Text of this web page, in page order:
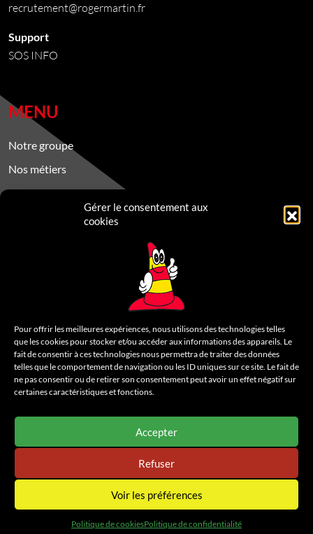
Gérer le consentement aux
cookies
Pour offrir les meilleures expériences, nous utilisons des technologies telles
que les cookies pour stocker et/ou accéder aux informations des appareils. Le
fait de consentir à ces technologies nous permettra de traiter des données
telles que le comportement de navigation ou les ID uniques sur ce site. Le fait de
ne pas consentir ou de retirer son consentement peut avoir un effet négatif sur
certaines caractéristiques et fonctions.
Accepter
Refuser
Voir les préférences
Politique de cookiesPolitique de confidentialité
recrutement@rogermartin.fr
Support
SOS INFO
MENU
Notre groupe
Nos métiers
Nos engagements RSE
Mentions légales
Politique de confidentialité
Cookies
Un siteWazacom